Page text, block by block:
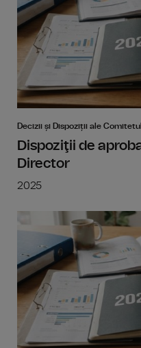
Decizii și Dispoziții ale
Dispoziţii de
Director
2025